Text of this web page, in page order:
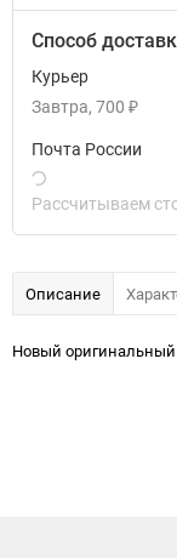
Способ
Курьер
Завтра 700 ₽
Почта России
Рассчитываем
Описание
Новый оригинальный